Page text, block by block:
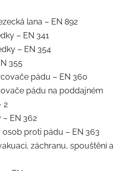
lana – EN 892
– EN 341
– EN 354
355
pádu – EN 360
pádu na poddajném
2
– EN 362
proti pádu – EN 363
záchranu, spouštění a